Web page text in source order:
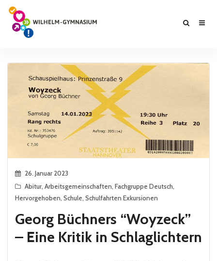
26. Januar 2023
Abitur, Arbeitsgemeinschaften, Fachgruppe Deutsch,
Hervorgehoben, Schule, Schulfahrten Exkursionen
Georg Büchners “Woyzeck”
– Eine Kritik in Schlaglichtern